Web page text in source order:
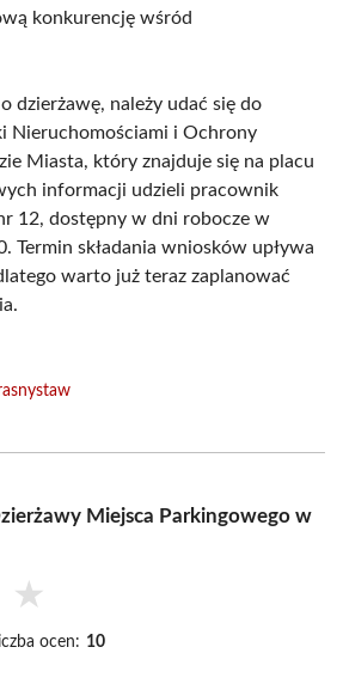
konkurencję wśród
dzierżawę, należy udać się do
Nieruchomościami i Ochrony
Miasta, który znajduje się na placu
informacji udzieli pracownik
12, dostępny w dni robocze w
Termin składania wniosków upływa
warto już teraz zaplanować
Miejsca Parkingowego w
★
ocen: 10